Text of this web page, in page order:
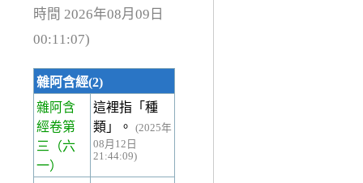
時間 2026年08月09日
00:11:07)
雜阿含經(2)
雜阿含
經卷第
三
（六
一）
這裡指「種
類」。
(2025年
08月12日
21:44:09)